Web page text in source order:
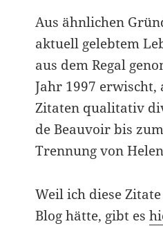
Aus ähnlichen
aktuell gelebtem
aus dem Regal
Jahr 1997 erwischt,
Zitaten qualitativ
de Beauvoir bis
Trennung von
Weil ich diese
Blog hätte, gibt es